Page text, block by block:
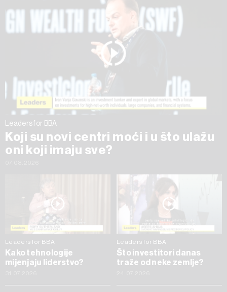
na „Prikaži detalje“. Privolu možete u bilo kojem trenutku
povući bez negativnih posljedica.
Leaders for BBA
Koji su novi centri moći i u što ulažu
oni koji imaju sve?
Leaders for BBA
Kako tehnologije
mijenjaju liderstvo?
Leaders for BBA
Što investitori danas
traže od neke zemlje?